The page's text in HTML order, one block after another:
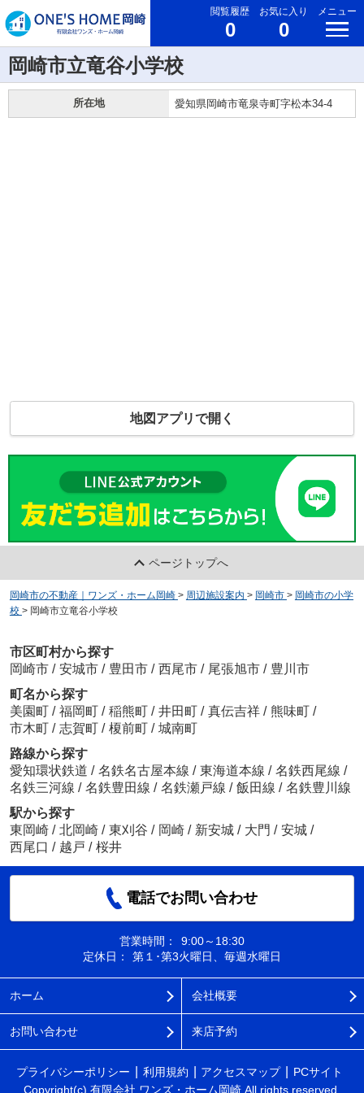
閲覧履歴
0
お気に入り
0
メニュー
岡崎市立竜谷小学校
所在地 愛知県岡崎市竜泉寺町字松本34-4
地図アプリで開く
ページトップへ
岡崎市の不動産｜ワンズ・ホーム岡崎 > 周辺施設案内 > 岡崎市 > 岡崎市の小学
校 > 岡崎市立竜谷小学校
市区町村から探す
岡崎市 / 安城市 / 豊田市 / 西尾市 / 尾張旭市 / 豊川市
町名から探す
美園町 / 福岡町 / 稲熊町 / 井田町 / 真伝吉祥 / 熊味町 /
市木町 / 志賀町 / 榎前町 / 城南町
路線から探す
愛知環状鉄道 / 名鉄名古屋本線 / 東海道本線 / 名鉄西尾線 /
名鉄三河線 / 名鉄豊田線 / 名鉄瀬戸線 / 飯田線 / 名鉄豊川線
駅から探す
東岡崎 / 北岡崎 / 東刈谷 / 岡崎 / 新安城 / 大門 / 安城 /
西尾口 / 越戸 / 桜井
電話でお問い合わせ
営業時間：
9:00～18:30
定休日：
第１･第3火曜日、毎週水曜日
ホーム 会社概要
お問い合わせ 来店予約
プライバシーポリシー 利用規約 アクセスマップ
PCサイト
Copyright(c) 有限会社 ワンズ・ホーム岡崎 All rights reserved.